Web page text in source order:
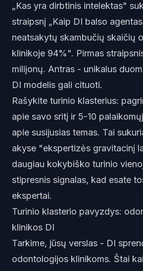
„Kas yra dirbtinis intelektas"
straipsnį „Kaip DI balso
neatsakytų skambučių skaičių
klinikoje 94%". Pirmas
milijonų. Antras - unikalus
DI modelis gali cituoti.
Rašykite turinio klasterius:
apie savo sritį ir 5-10
apie susijusias temas. Tai
akyse "ekspertizės gravitacinį
daugiau kokybiško turinio
stipresnis signalas, kad esate
ekspertai.
Turinio klasterio pavyzdys:
klinikos DI
Tarkime, jūsų verslas - DI
odontologijos klinikoms. Štai